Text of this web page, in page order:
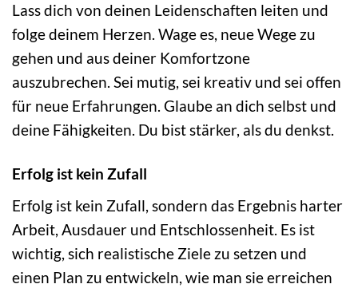
Lass dich von deinen Leidenschaften leiten und
folge deinem Herzen. Wage es, neue Wege zu
gehen und aus deiner Komfortzone
auszubrechen. Sei mutig, sei kreativ und sei offen
für neue Erfahrungen. Glaube an dich selbst und
deine Fähigkeiten. Du bist stärker, als du denkst.
Erfolg ist kein Zufall
Erfolg ist kein Zufall, sondern das Ergebnis harter
Arbeit, Ausdauer und Entschlossenheit. Es ist
wichtig, sich realistische Ziele zu setzen und
einen Plan zu entwickeln, wie man sie erreichen